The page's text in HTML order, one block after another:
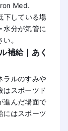
Med.
下している場
水分が気管に
。
補給｜あく
ラルのすみや
はスポーツド
進んだ場面で
にはスポーツ